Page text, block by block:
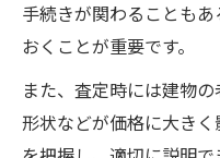
手続きが関わることも
おくことが重要です。
また、査定時には建物
形状などが価格に大き